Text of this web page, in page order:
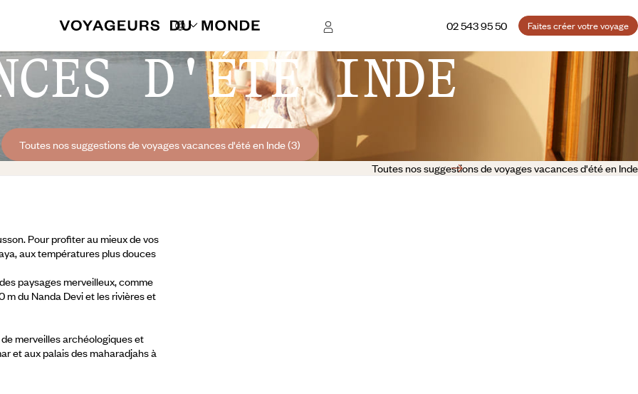
02 543 95 50 Faites créer votre voyage
D'ÉTÉ INDE
Toutes nos suggestions de voyages vacances d'été en Inde (3)
Toutes nos suggestions de voyages vacances d'été en Inde
Pour profiter au mieux de vos
aux températures plus douces
paysages merveilleux, comme
m du Nanda Devi et les rivières et
merveilles archéologiques et
et aux palais des maharadjahs à